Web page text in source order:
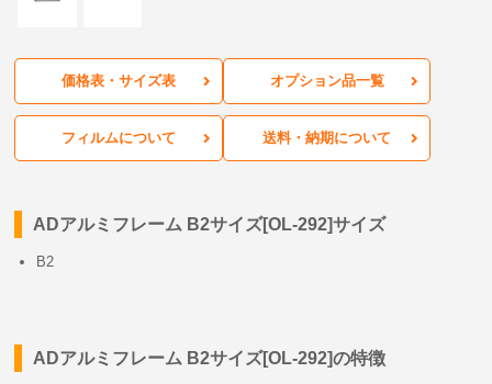
価格表・サイズ表 オプション品一覧
フィルムについて 送料・納期について
ADアルミフレーム B2サイズ[OL-292]サイズ
B2
ADアルミフレーム B2サイズ[OL-292]の特徴